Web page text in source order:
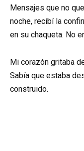
Mensajes que no
noche, recibí la
en su chaqueta. No
Mi corazón gritaba
Sabía que estaba
construido.